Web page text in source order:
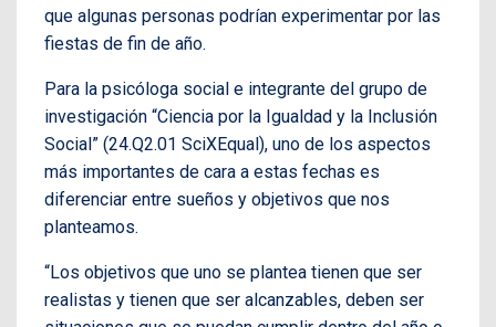
que algunas personas podrían experimentar por las
fiestas de fin de año.
Para la psicóloga social e integrante del grupo de
investigación “Ciencia por la Igualdad y la Inclusión
Social” (24.Q2.01 SciXEqual), uno de los aspectos
más importantes de cara a estas fechas es
diferenciar entre sueños y objetivos que nos
planteamos.
“Los objetivos que uno se plantea tienen que ser
realistas y tienen que ser alcanzables, deben ser